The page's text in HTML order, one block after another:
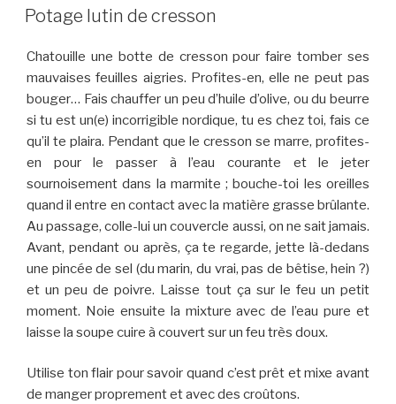
LE
Potage lutin de cresson
Chatouille une botte de cresson pour faire tomber ses
mauvaises feuilles aigries. Profites-en, elle ne peut pas
bouger… Fais chauffer un peu d’huile d’olive, ou du beurre
si tu est un(e) incorrigible nordique, tu es chez toi, fais ce
qu’il te plaira. Pendant que le cresson se marre, profites-
en pour le passer à l’eau courante et le jeter
sournoisement dans la marmite ; bouche-toi les oreilles
quand il entre en contact avec la matière grasse brûlante.
Au passage, colle-lui un couvercle aussi, on ne sait jamais.
Avant, pendant ou après, ça te regarde, jette là-dedans
une pincée de sel (du marin, du vrai, pas de bêtise, hein ?)
et un peu de poivre. Laisse tout ça sur le feu un petit
moment. Noie ensuite la mixture avec de l’eau pure et
laisse la soupe cuire à couvert sur un feu très doux.
Utilise ton flair pour savoir quand c’est prêt et mixe avant
de manger proprement et avec des croûtons.